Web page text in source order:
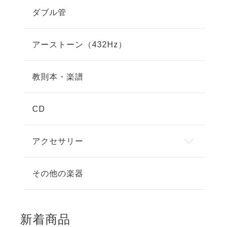
ダブル管
アーストーン（432Hz）
教則本・楽譜
CD
アクセサリー
その他の楽器
新着商品